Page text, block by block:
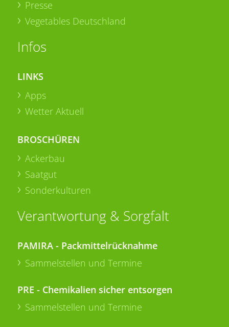
Presse
Vegetables Deutschland
Infos
LINKS
Apps
Wetter Aktuell
BROSCHÜREN
Ackerbau
Saatgut
Sonderkulturen
Verantwortung & Sorgfalt
PAMIRA - Packmittelrücknahme
Sammelstellen und Termine
PRE - Chemikalien sicher entsorgen
Sammelstellen und Termine